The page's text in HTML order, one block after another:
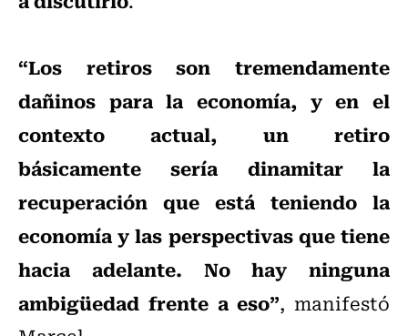
“Los retiros son tremendamente
dañinos para la economía, y en el
contexto actual, un retiro
básicamente sería dinamitar la
recuperación que está teniendo la
economía y las perspectivas que tiene
hacia adelante. No hay ninguna
ambigüedad frente a eso”, manifestó